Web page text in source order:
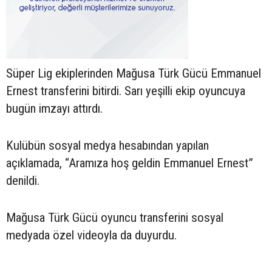
Süper Lig ekiplerinden Mağusa Türk Gücü Emmanuel
Ernest transferini bitirdi. Sarı yeşilli ekip oyuncuya
bugün imzayı attırdı.
Kulübün sosyal medya hesabından yapılan
açıklamada, “Aramıza hoş geldin Emmanuel Ernest”
denildi.
Mağusa Türk Gücü oyuncu transferini sosyal
medyada özel videoyla da duyurdu.